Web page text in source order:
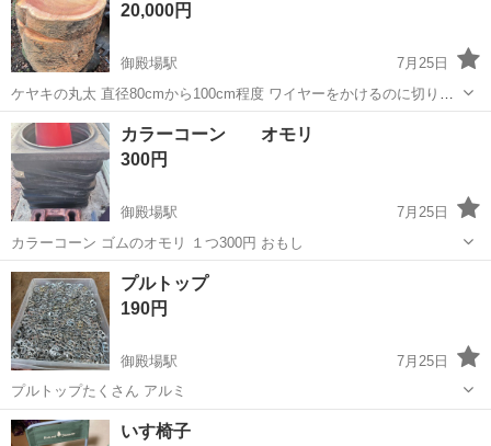
ライン業務(資材供給、...
20,000円
御殿場駅
7月25日
ケヤキの丸太 直径80cmから100cm程度 ワイヤーをかけるのに切り口
を入れてありますが その下まででも高さ60cm程度あります。 加工し
てテーブルや臼にいかがですか？ 未乾燥状態で1t程度あります。
静岡 御殿場市 ケヤキ
カラーコーン オモリ
300円
御殿場駅
7月25日
カラーコーン ゴムのオモリ １つ300円 おもし
静岡 御殿場市 御殿場駅
プルトップ
190円
御殿場駅
7月25日
プルトップたくさん アルミ
静岡 御殿場市 御殿場駅
いす椅子